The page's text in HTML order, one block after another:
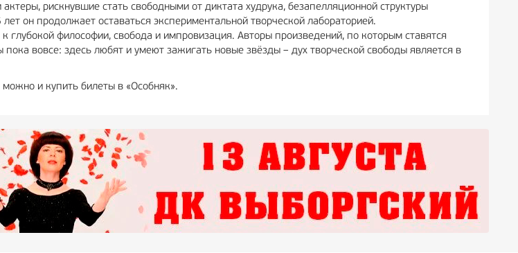
рискнувшие стать свободными от диктата худрука, безапелляционной структуры
он продолжает оставаться экспериментальной творческой лабораторией.
глубокой философии, свобода и импровизация. Авторы произведений, по которым ставятся
вовсе: здесь любят и умеют зажигать новые звёзды – дух творческой свободы является в
и купить билеты в «Особняк».